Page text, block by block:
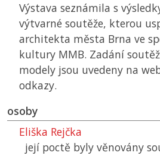
Výstava seznámila s
výtvarné soutěže, kterou
architekta města Brna ve
kultury MMB. Zadání
modely jsou uvedeny na
odkazy.
osoby
Eliška Rejčka
její poctě byly věnovány